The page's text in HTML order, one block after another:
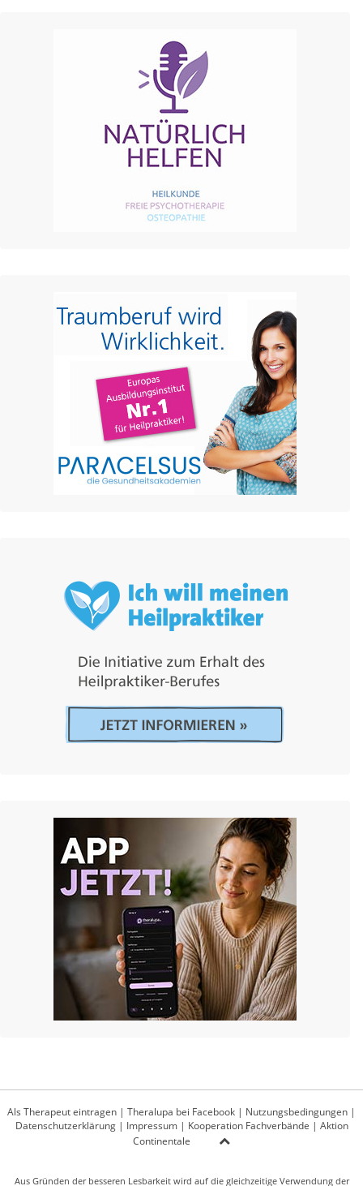
Als Therapeut eintragen | Theralupa bei Facebook | Nutzungsbedingungen |
Datenschutzerklärung| Impressum| Kooperation Fachverbände | Aktion
Continentale
Aus Gründen der besseren Lesbarkeit wird auf die gleichzeitige Verwendung der